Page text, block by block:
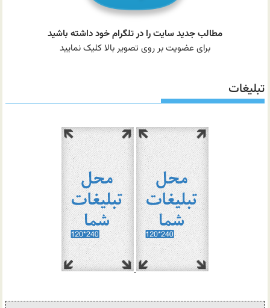
مطالب جدید سایت را در تلگرام خود داشته باشید
برای عضویت بر روی تصویر بالا کلیک نمایید
تبلیغات